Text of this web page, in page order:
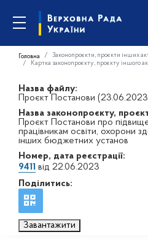
Головна Законопроєкти, проєкти інших
Картка законопроєкту, проєкту іншого
Назва файлу:
Проєкт Постанови
Назва законопроєкту,
Проєкт Постанови про
працівникам освіти, охорони
інших бюджетних установ
Номер, дата реєстрації:
9411 від 22.06.2023
Поділитись:
Завантажити